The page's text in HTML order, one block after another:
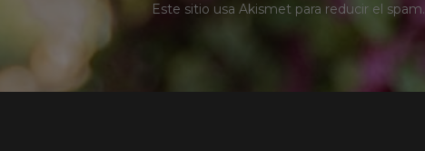
Este sitio usa Akismet para reducir el spam.